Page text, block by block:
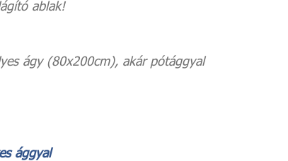
ablak!
ágy (80x200cm), akár pótággyal
ággyal